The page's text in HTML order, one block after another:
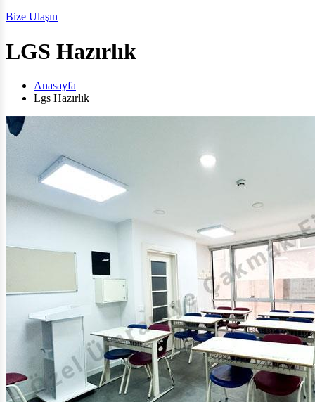
Bize Ulaşın
LGS Hazırlık
Anasayfa
Lgs Hazırlık